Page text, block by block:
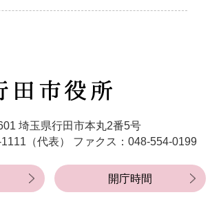
埼玉県行田市本丸2番5号
（代表）
ファクス：048-554-0199
開庁時間